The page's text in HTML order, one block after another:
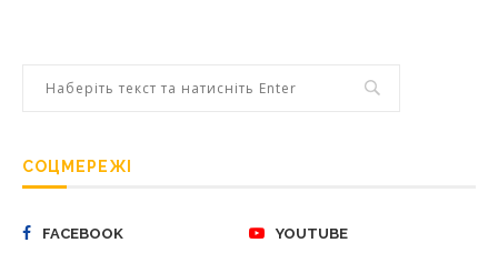
СОЦМЕРЕЖІ
FACEBOOK YOUTUBE